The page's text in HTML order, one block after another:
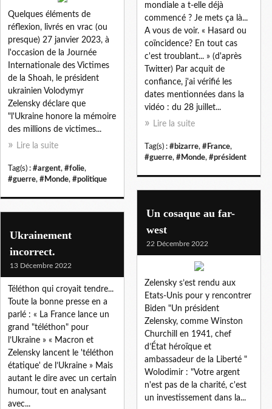
mondiale a t-elle déjà
commencé ? Je mets ça là...
A vous de voir. « Hasard ou
coïncidence? En tout cas
c'est troublant... » (d'après
Twitter) Par acquit de
confiance, j'ai vérifié les
dates mentionnées dans la
vidéo : du 28 juillet...
Lire la suite
Tag(s) : #bizarre, #France,
#guerre, #Monde, #président
Quelques éléments de
réflexion, livrés en vrac (ou
presque) 27 janvier 2023, à
l'occasion de la Journée
Internationale des Victimes
de la Shoah, le président
ukrainien Volodymyr
Zelensky déclare que
"l'Ukraine honore la mémoire
des millions de victimes...
Lire la suite
Tag(s) : #argent, #folie,
#guerre, #Monde, #politique
Un cosaque au far-
west
22 Décembre 2022
Zelensky s’est rendu aux
Etats-Unis pour y rencontrer
Biden "Un président
Zelensky, comme Winston
Churchill en 1941, chef
d’État héroïque et
ambassadeur de la Liberté "
Wolodimir : "Votre argent
n'est pas de la charité, c'est
un investissement dans la...
Ukrainement
incorrect.
13 Décembre 2022
Téléthon qui croyait tendre...
Toute la bonne presse en a
parlé : « La France lance un
grand "téléthon" pour
l’Ukraine » « Macron et
Zelensky lancent le 'téléthon
étatique' de l’Ukraine » Mais
autant le dire avec un certain
humour, tout en analysant
avec...